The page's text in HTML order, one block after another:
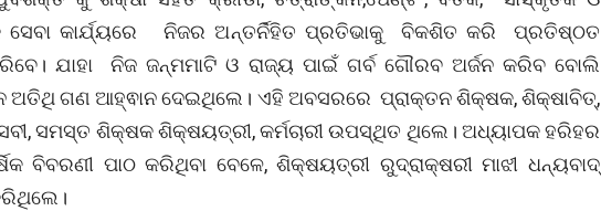
ସେବା କାର୍ଯ୍ୟରେ ନିଜର ଅନ୍ତର୍ନିହିତ ପ୍ରତିଭାକୁ ବିକଶିତ କରି ପ୍ରତିଷ୍ଠତ
ଯାହା ନିଜ ଜନ୍ମମାଟି ଓ ରାଜ୍ୟ ପାଇଁ ଗର୍ବ ଗୌରବ ଅର୍ଜନ କରିବ ବୋଲି
ଅତିଥି ଗଣ ଆହ୍ଵାନ ଦେଇଥିଲେ। ଏହି ଅବସରରେ ପ୍ରାକ୍ତନ ଶିକ୍ଷକ, ଶିକ୍ଷାବିତ୍,
ସମସ୍ତ ଶିକ୍ଷକ ଶିକ୍ଷୟତ୍ରୀ, କର୍ମଚାରୀ ଉପସ୍ଥିତ ଥିଲେ। ଅଧ୍ୟାପକ ହରିହର
ବିବରଣୀ ପାଠ କରିଥିବା ବେଳେ, ଶିକ୍ଷୟତ୍ରୀ ରୁଦ୍ରାକ୍ଷରୀ ମାଝୀ ଧନ୍ୟବାଦ୍